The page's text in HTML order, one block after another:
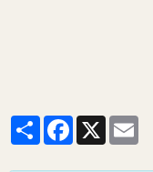
PartagerFacebook
X